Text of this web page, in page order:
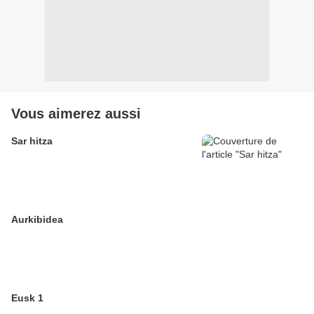
Vous aimerez aussi
Sar hitza
Aurkibidea
Eusk 1